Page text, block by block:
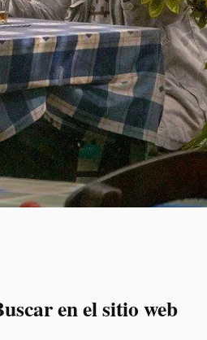
en el sitio web